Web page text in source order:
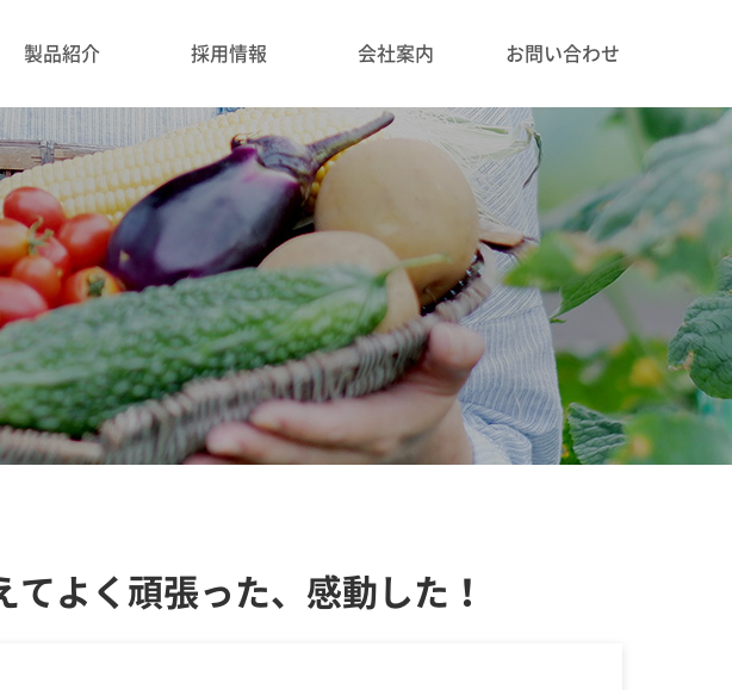
製品紹介 採用情報 会社案内 お問い合わせ
よく頑張った、感動した！